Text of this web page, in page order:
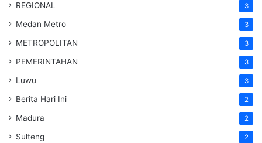
REGIONAL 3
Medan Metro 3
METROPOLITAN 3
PEMERINTAHAN 3
Luwu 3
Berita Hari Ini 2
Madura 2
Sulteng 2